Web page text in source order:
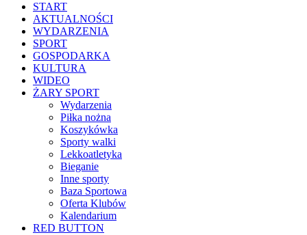
START
AKTUALNOŚCI
WYDARZENIA
SPORT
GOSPODARKA
KULTURA
WIDEO
ŻARY SPORT
Wydarzenia
Piłka nożna
Koszykówka
Sporty walki
Lekkoatletyka
Bieganie
Inne sporty
Baza Sportowa
Oferta Klubów
Kalendarium
RED BUTTON